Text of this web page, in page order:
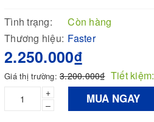
Tình trạng:
Còn hàng
Thương hiệu: Faster
2.250.000₫
Giá thị trường: 3.200.000₫ Tiết kiệm:
+
–
MUA NGAY